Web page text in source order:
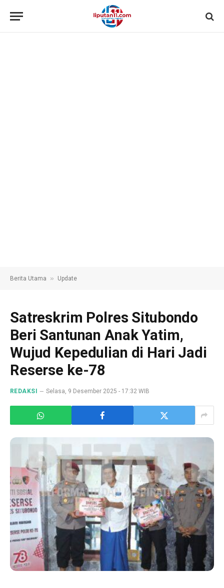
Berita Utama » Update
Satreskrim Polres Situbondo
Beri Santunan Anak Yatim,
Wujud Kepedulian di Hari Jadi
Reserse ke-78
REDAKSI Selasa, 9 Desember 2025 - 17:32 WIB